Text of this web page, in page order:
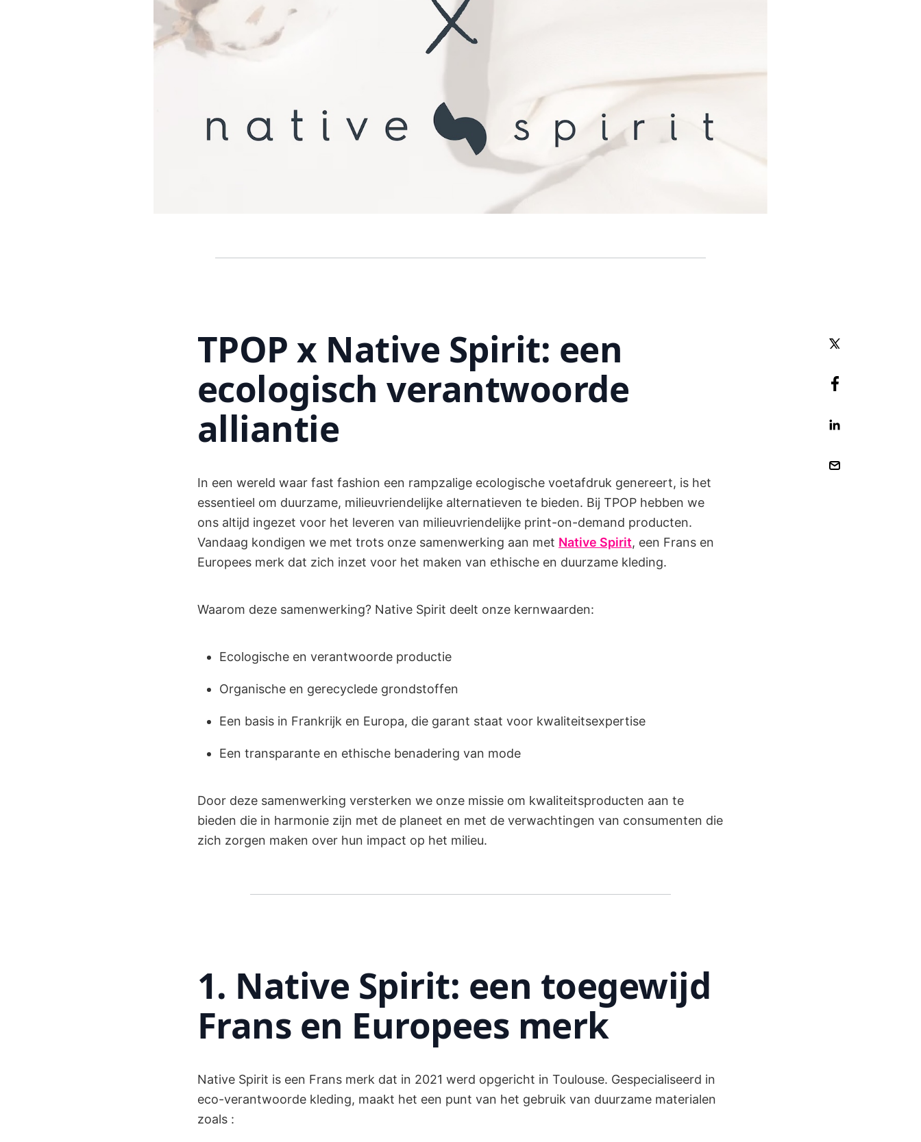
TPOP x Native Spirit: een
ecologisch verantwoorde
alliantie
In een wereld waar fast fashion een rampzalige ecologische voetafdruk genereert, is het
essentieel om duurzame, milieuvriendelijke alternatieven te bieden. Bij TPOP hebben we
ons altijd ingezet voor het leveren van milieuvriendelijke print-on-demand producten.
Vandaag kondigen we met trots onze samenwerking aan met Native Spirit, een Frans en
Europees merk dat zich inzet voor het maken van ethische en duurzame kleding.
Waarom deze samenwerking? Native Spirit deelt onze kernwaarden:
Ecologische en verantwoorde productie
Organische en gerecyclede grondstoffen
Een basis in Frankrijk en Europa, die garant staat voor kwaliteitsexpertise
Een transparante en ethische benadering van mode
Door deze samenwerking versterken we onze missie om kwaliteitsproducten aan te
bieden die in harmonie zijn met de planeet en met de verwachtingen van consumenten die
zich zorgen maken over hun impact op het milieu.
1. Native Spirit: een toegewijd
Frans en Europees merk
Native Spirit is een Frans merk dat in 2021 werd opgericht in Toulouse. Gespecialiseerd in
eco-verantwoorde kleding, maakt het een punt van het gebruik van duurzame materialen
zoals :